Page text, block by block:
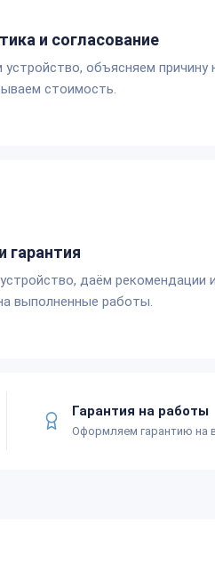
и согласование
объясняем причину
стоимость.
гарантия
даём рекомендации
выполненные работы.
Гарантия на работы
Оформляем гарантию на